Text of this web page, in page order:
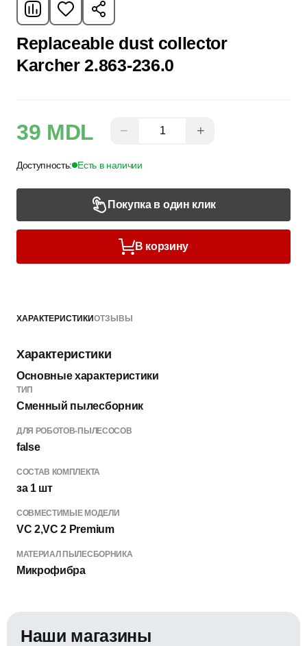
Replaceable dust collector
Karcher 2.863-236.0
39 MDL − +
Доступность: Есть в наличии
Покупка в один клик
В корзину
ХАРАКТЕРИСТИКИОТЗЫВЫ
Характеристики
Основные характеристики
ТИП
Сменный пылесборник
ДЛЯ РОБОТОВ-ПЫЛЕСОСОВ
false
СОСТАВ КОМПЛЕКТА
за 1 шт
СОВМЕСТИМЫЕ МОДЕЛИ
VC 2,VC 2 Premium
МАТЕРИАЛ ПЫЛЕСБОРНИКА
Микрофибра
Наши магазины